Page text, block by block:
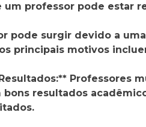
um professor pode estar
pode surgir devido a
principais motivos
Professores
bons resultados